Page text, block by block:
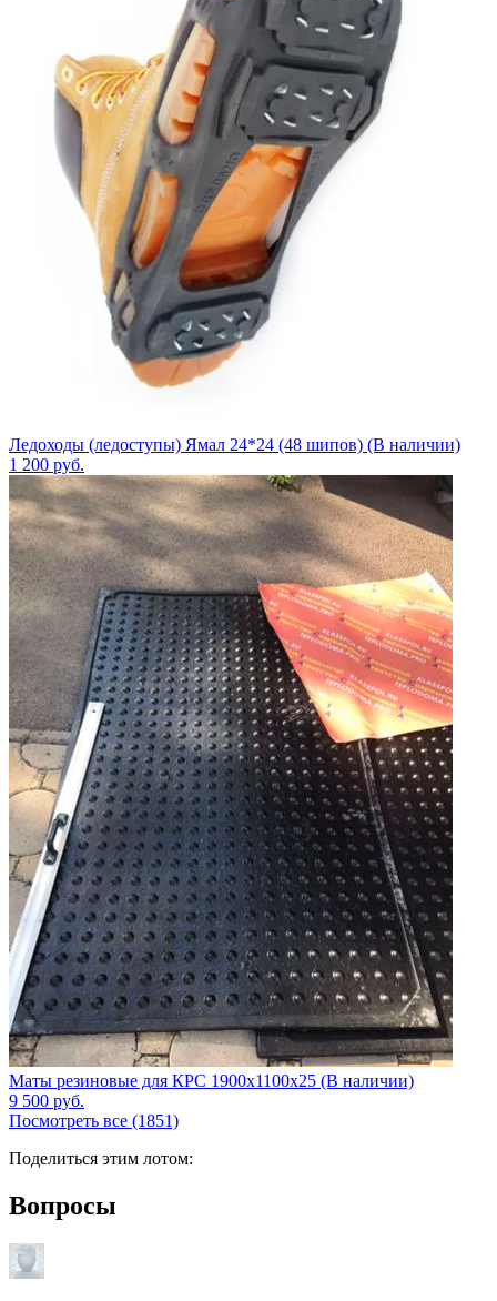
Ледоходы (ледоступы) Ямал 24*24 (48 шипов) (В наличии)
1 200 руб.
Маты резиновые для КРС 1900x1100x25 (В наличии)
9 500 руб.
Посмотреть все (1851)
Поделиться этим лотом:
Вопросы